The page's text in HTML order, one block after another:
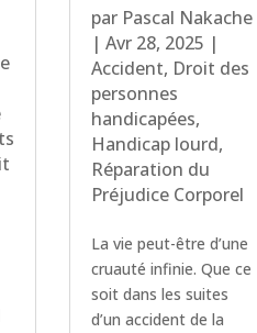
par Pascal Nakache
| Avr 28, 2025 |
Accident, Droit des
personnes
handicapées,
Handicap lourd,
Réparation du
Préjudice Corporel
La vie peut-être d’une
cruauté infinie. Que ce
soit dans les suites
d’un accident de la